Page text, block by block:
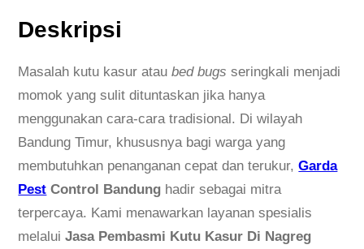
Deskripsi
Masalah kutu kasur ataubed bugs seringkali menjadi
momok yang sulit dituntaskan jika hanya
menggunakan cara-cara tradisional. Di wilayah
Bandung Timur, khususnya bagi warga yang
membutuhkan penanganan cepat dan terukur,Garda
Pest Control Bandung hadir sebagai mitra
terpercaya. Kami menawarkan layanan spesialis
melaluiJasa Pembasmi Kutu Kasur Di Nagreg